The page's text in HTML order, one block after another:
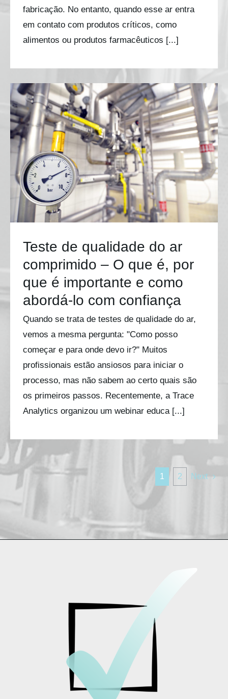
fabricação. No entanto, quando esse ar entra
em contato com produtos críticos, como
alimentos ou produtos farmacêuticos [...]
Teste de qualidade do ar
comprimido – O que é, por
que é importante e como
abordá-lo com confiança
Quando se trata de testes de qualidade do ar,
vemos a mesma pergunta: "Como posso
começar e para onde devo ir?" Muitos
profissionais estão ansiosos para iniciar o
processo, mas não sabem ao certo quais são
os primeiros passos. Recentemente, a Trace
Analytics organizou um webinar educa [...]
1 2 Next